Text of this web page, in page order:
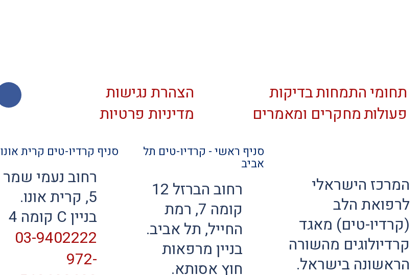
תחומי התמחותבדיקות
פעולותמחקרים ומאמרים
הצהרת נגישות
מדיניות פרטיות
המרכז הישראלי
לרפואת הלב
(קרדיו-טים) מאגד
קרדיולוגים מהשורה
הראשונה בישראל.
סניף ראשי - קרדיו-טים תל
אביב
רחוב הברזל 12
קומה 7, רמת
החייל, תל אביב.
בניין מרפאות
חוץ אסותא.
סניף קרדיו-טים קרית אונו
רחוב נעמי שמר
5, קרית אונו.
בניין C קומה 4
03-9402222
972-